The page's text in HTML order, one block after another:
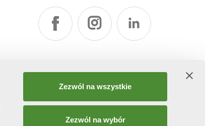
Zezwól na wszystkie
Zezwól na wybór